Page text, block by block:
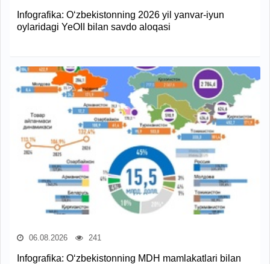
Infografika: O‘zbekistonning 2026 yil yanvar-iyun
oylaridagi YeOII bilan savdo aloqasi
06.08.2026 241
Infografika: O‘zbekistonning MDH mamlakatlari bilan